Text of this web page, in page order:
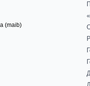
KRESLALUX — это
качественное и стильное